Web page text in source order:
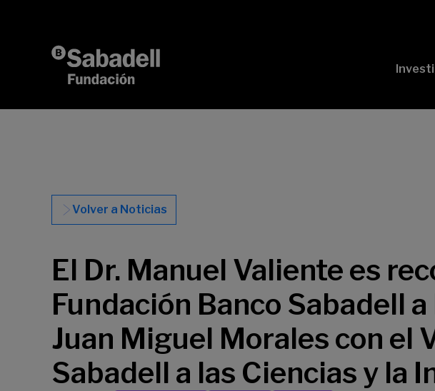
Volver a Noticias
El Dr. Manuel Valiente es
Fundación Banco Sabadell
Juan Miguel Morales con el
Sabadell a las Ciencias y la